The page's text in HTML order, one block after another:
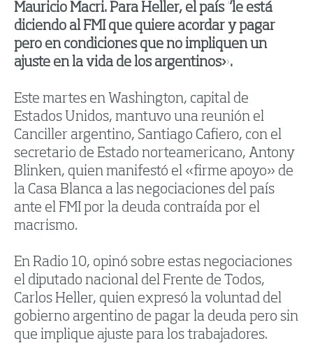
Mauricio Macri. Para Heller, el país “le está
diciendo al FMI que quiere acordar y pagar
pero en condiciones que no impliquen un
ajuste en la vida de los argentinos».
Este martes en Washington, capital de
Estados Unidos, mantuvo una reunión el
Canciller argentino, Santiago Cafiero, con el
secretario de Estado norteamericano, Antony
Blinken, quien manifestó el «firme apoyo» de
la Casa Blanca a las negociaciones del país
ante el FMI por la deuda contraída por el
macrismo.
En Radio 10, opinó sobre estas negociaciones
el diputado nacional del Frente de Todos,
Carlos Heller, quien expresó la voluntad del
gobierno argentino de pagar la deuda pero sin
que implique ajuste para los trabajadores.